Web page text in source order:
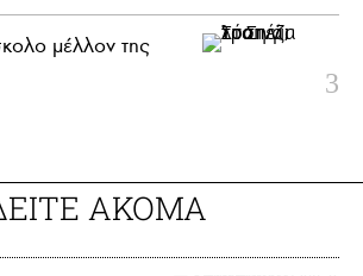
μέλλον της
ΑΚΟΜΑ